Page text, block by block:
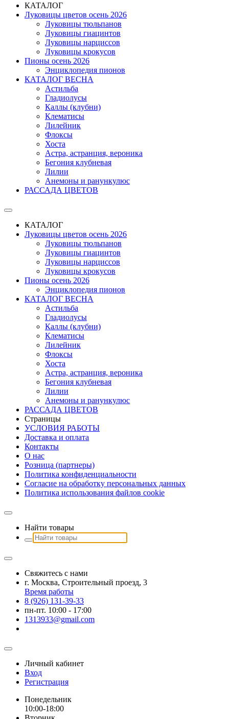
КАТАЛОГ
Луковицы цветов осень 2026
Луковицы тюльпанов
Луковицы гиацинтов
Луковицы нарциссов
Луковицы крокусов
Пионы осень 2026
Энциклопедия пионов
КАТАЛОГ ВЕСНА
Астильба
Гладиолусы
Каллы (клубни)
Клематисы
Лилейник
Флоксы
Хоста
Астра, астранция, вероника
Бегония клубневая
Лилии
Анемоны и ранункулюс
РАССАДА ЦВЕТОВ
КАТАЛОГ
Луковицы цветов осень 2026
Луковицы тюльпанов
Луковицы гиацинтов
Луковицы нарциссов
Луковицы крокусов
Пионы осень 2026
Энциклопедия пионов
КАТАЛОГ ВЕСНА
Астильба
Гладиолусы
Каллы (клубни)
Клематисы
Лилейник
Флоксы
Хоста
Астра, астранция, вероника
Бегония клубневая
Лилии
Анемоны и ранункулюс
РАССАДА ЦВЕТОВ
Страницы
УСЛОВИЯ РАБОТЫ
Доставка и оплата
Контакты
О наc
Розница (партнеры)
Политика конфиденциальности
Согласие на обработку персональных данных
Политика использования файлов сookie
Найти товары
Свяжитесь с нами
г. Москва, Строительный проезд, 3
Время работы
8 (926) 131-39-33
пн-пт. 10:00 - 17:00
1313933@gmail.com
Личный кабинет
Вход
Регистрация
Понедельник
10:00-18:00